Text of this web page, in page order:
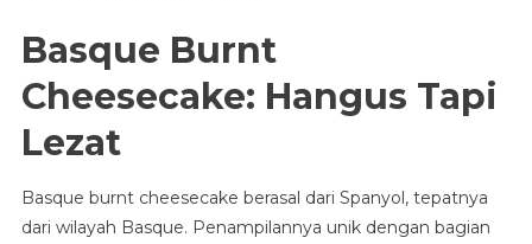
Basque Burnt
Cheesecake: Hangus Tapi
Lezat
Basque burnt cheesecake berasal dari Spanyol, tepatnya
dari wilayah Basque. Penampilannya unik dengan bagian